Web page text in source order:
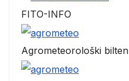
FITO-INFO
Agrometeorološki bilten